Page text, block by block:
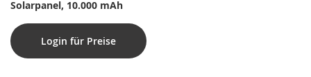
Solarpanel, 10.000 mAh
Login für Preise